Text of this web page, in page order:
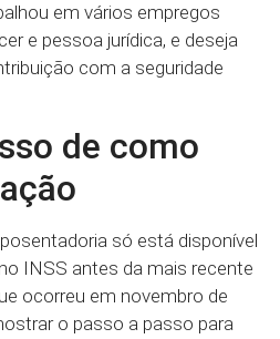
em vários empregos
e pessoa jurídica, e deseja
com a seguridade
de como
só está disponível
INSS antes da mais recente
ocorreu em novembro de
o passo a passo para